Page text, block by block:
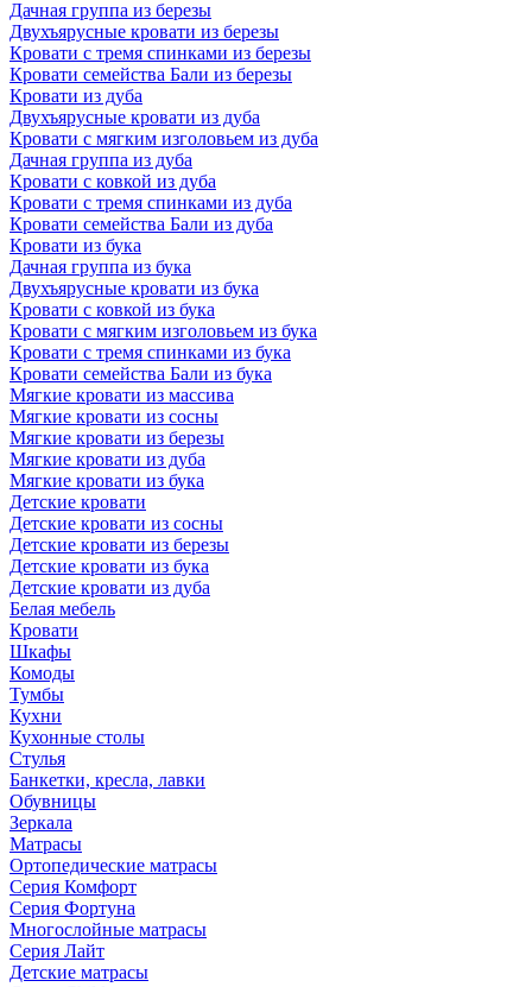
Дачная группа из березы
Двухъярусные кровати из березы
Кровати с тремя спинками из березы
Кровати семейства Бали из березы
Кровати из дуба
Двухъярусные кровати из дуба
Кровати с мягким изголовьем из дуба
Дачная группа из дуба
Кровати с ковкой из дуба
Кровати с тремя спинками из дуба
Кровати семейства Бали из дуба
Кровати из бука
Дачная группа из бука
Двухъярусные кровати из бука
Кровати с ковкой из бука
Кровати с мягким изголовьем из бука
Кровати с тремя спинками из бука
Кровати семейства Бали из бука
Мягкие кровати из массива
Мягкие кровати из сосны
Мягкие кровати из березы
Мягкие кровати из дуба
Мягкие кровати из бука
Детские кровати
Детские кровати из сосны
Детские кровати из березы
Детские кровати из бука
Детские кровати из дуба
Белая мебель
Кровати
Шкафы
Комоды
Тумбы
Кухни
Кухонные столы
Стулья
Банкетки, кресла, лавки
Обувницы
Зеркала
Матрасы
Ортопедические матрасы
Серия Комфорт
Серия Фортуна
Многослойные матрасы
Серия Лайт
Детские матрасы